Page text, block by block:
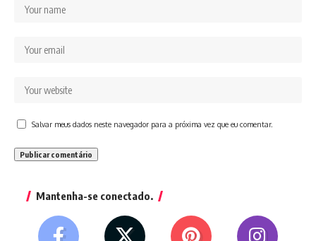
Salvar meus dados neste navegador para a próxima vez que eu comentar.
Mantenha-se conectado.